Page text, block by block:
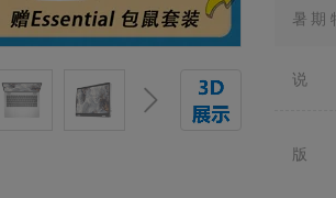
暑期
说
版